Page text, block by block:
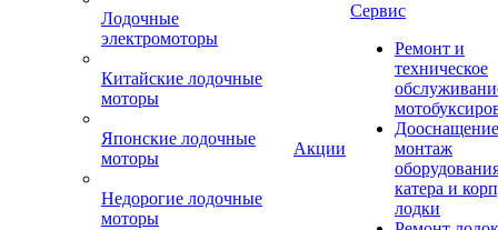
Лодочные
электромоторы
Китайские лодочные
моторы
Японские лодочные
моторы
Недорогие лодочные
моторы
Акции
Сервис
Ремонт и
техническое
монтаж
катера и
лодки